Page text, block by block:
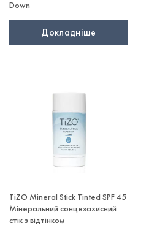
Down
Докладніше
TiZO Mineral Stick Tinted SPF 45
Мінеральний сонцезахисний
стік з відтінком